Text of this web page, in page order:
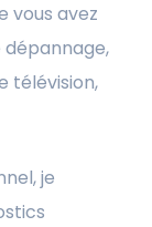
vous avez
dépannage,
télévision,
je